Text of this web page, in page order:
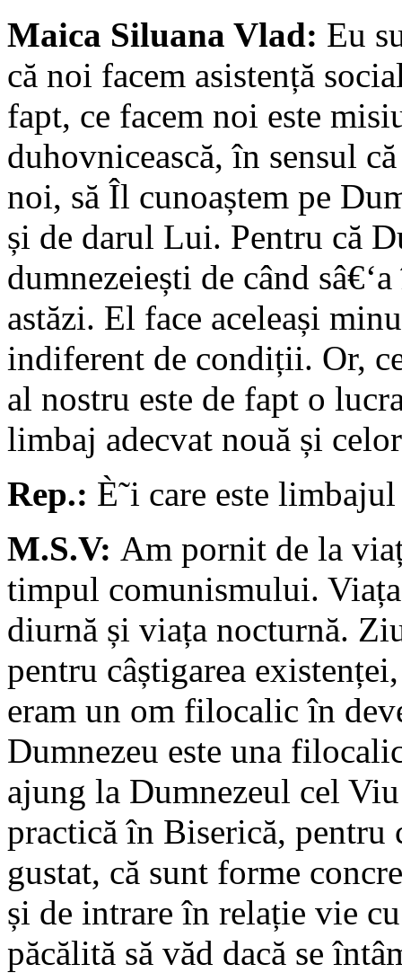
Maica Siluana Vlad: Eu
că noi facem asistență
fapt, ce facem noi este
duhovnicească, în sensul
noi, să Îl cunoaștem pe
și de darul Lui. Pentru că
dumnezeiești de când
astăzi. El face aceleași
indiferent de condiții. Or,
al nostru este de fapt o
limbaj adecvat nouă și
Rep.: È˜i care este
M.S.V: Am pornit de la
timpul comunismului.
diurnă și viața nocturnă.
pentru câștigarea
eram un om filocalic în
Dumnezeu este una
ajung la Dumnezeul cel
practică în Biserică, pentru
gustat, că sunt forme
și de intrare în relație vie
păcălită să văd dacă se